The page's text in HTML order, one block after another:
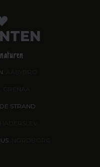
STRAND
, NORDBORG